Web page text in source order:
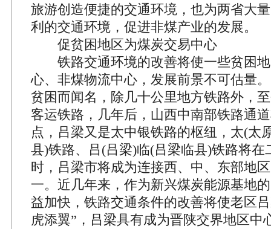
旅游创造便捷的交通环境，也为两省大
利的交通环境，促进非煤产业的发展。
促贫困地区为煤炭交易中心
铁路交通环境的改善将使一些贫困地
心、非煤物流中心，发展前景不可估量
贫困而闻名，除几十公里地方铁路外，
客运铁路，几年后，山西中南部铁路通
点，吕梁又是太中银铁路的枢纽，太(太
县)铁路、吕(吕梁)临(吕梁临县)铁路将在
时，吕梁市将成为连接西、中、东部地
一。近几年来，作为新兴煤炭能源基地
益加快，铁路交通条件的改善将使老区
虎添翼”，吕梁具有成为晋陕交界地区中